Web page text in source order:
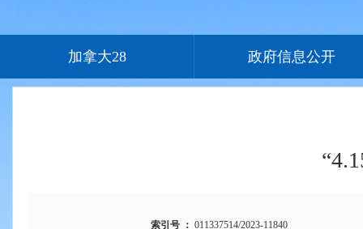
加拿大28 政府信息公开
索引号 ： 011337514/2023-11840